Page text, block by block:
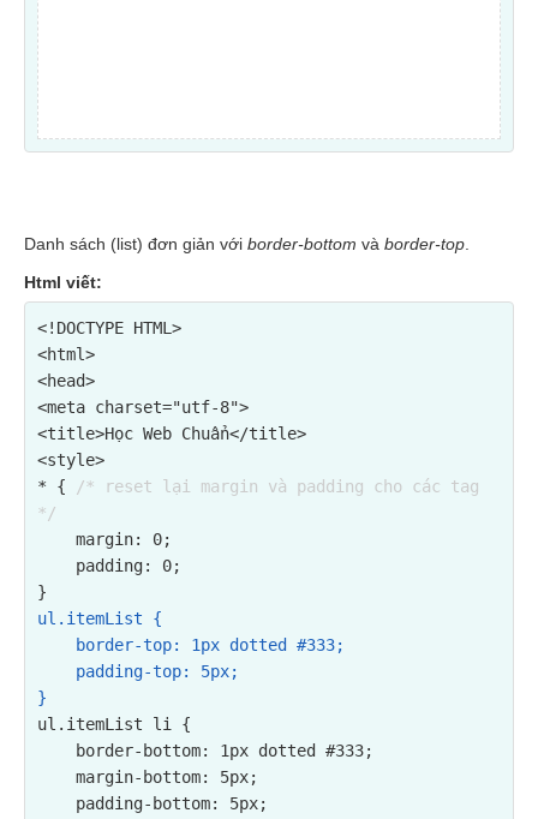
Danh sách (list) đơn giản với border-bottom và border-top
Html viết:
<!DOCTYPE HTML>
<html>
<head>
<meta charset="utf-8">
<title>Học Web Chuẩn</title>
<style>
* {
/* reset lại margin và padding cho các tag
*/
ul.itemList {
}
ul.itemList li {